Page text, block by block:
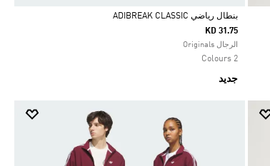
Selected
بنطال رياضي ADIBREAK CLASSIC
KD 31.75
الرجال Originals
2 Colours
جديد